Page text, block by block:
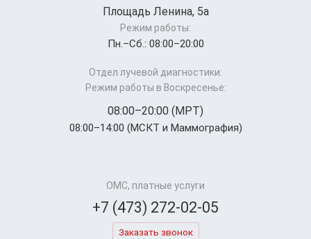
Площадь Ленина, 5а
Режим работы:
Пн.–Cб.: 08:00–20:00
Отдел лучевой диагностики:
Режим работы в Воскресенье:
08:00–20:00 (МРТ)
08:00–14:00 (МСКТ и Маммография)
ОМС, платные услуги
+7 (473) 272-02-05
Заказать звонок